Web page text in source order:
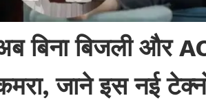
बिना बिजली और
जाने इस नई